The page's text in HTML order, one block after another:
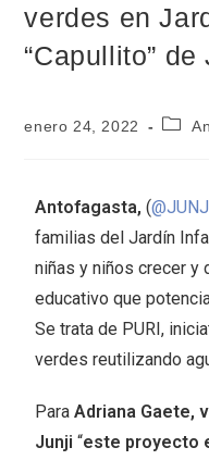
verdes en
“Capullito” de
enero 24, 2022
Antofagasta, (
familias del Jardín
niñas y niños crecer y
educativo que
Se trata de PURI,
verdes reutilizando
ParaAdriana Gaete,
Junji “este proyecto